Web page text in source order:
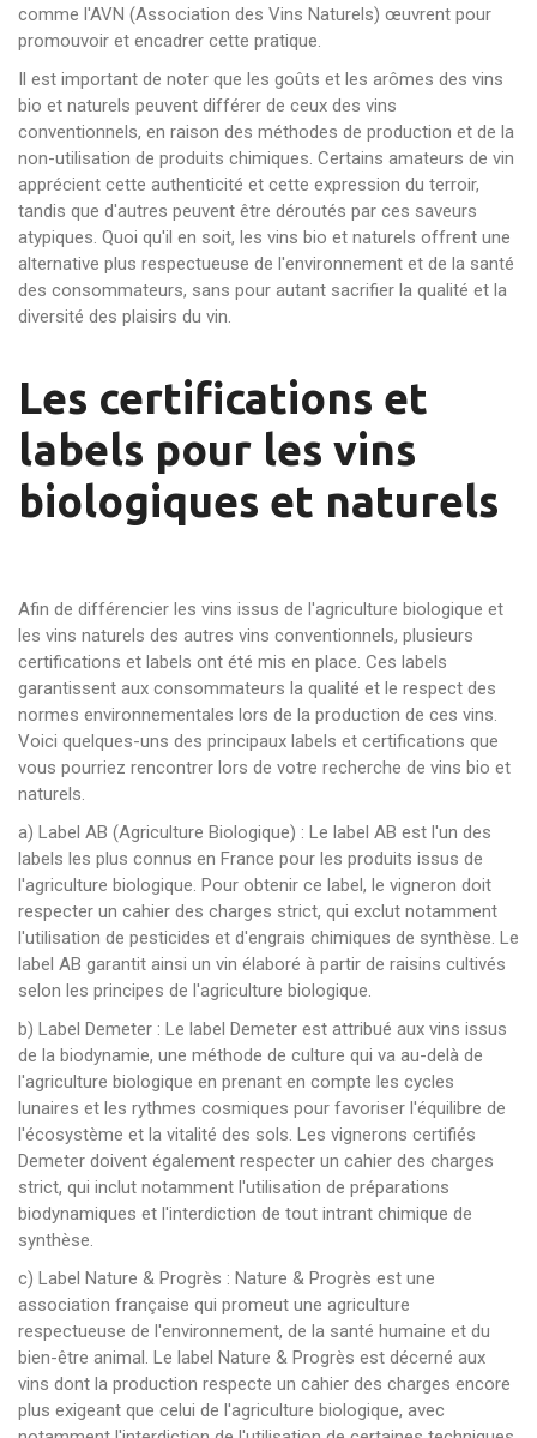
comme l'AVN (Association des Vins Naturels) œuvrent pour
promouvoir et encadrer cette pratique.
Il est important de noter que les goûts et les arômes des vins
bio et naturels peuvent différer de ceux des vins
conventionnels, en raison des méthodes de production et de la
non-utilisation de produits chimiques. Certains amateurs de vin
apprécient cette authenticité et cette expression du terroir,
tandis que d'autres peuvent être déroutés par ces saveurs
atypiques. Quoi qu'il en soit, les vins bio et naturels offrent une
alternative plus respectueuse de l'environnement et de la santé
des consommateurs, sans pour autant sacrifier la qualité et la
diversité des plaisirs du vin.
Les certifications et
labels pour les vins
biologiques et naturels
Afin de différencier les vins issus de l'agriculture biologique et
les vins naturels des autres vins conventionnels, plusieurs
certifications et labels ont été mis en place. Ces labels
garantissent aux consommateurs la qualité et le respect des
normes environnementales lors de la production de ces vins.
Voici quelques-uns des principaux labels et certifications que
vous pourriez rencontrer lors de votre recherche de vins bio et
naturels.
a) Label AB (Agriculture Biologique) : Le label AB est l'un des
labels les plus connus en France pour les produits issus de
l'agriculture biologique. Pour obtenir ce label, le vigneron doit
respecter un cahier des charges strict, qui exclut notamment
l'utilisation de pesticides et d'engrais chimiques de synthèse. Le
label AB garantit ainsi un vin élaboré à partir de raisins cultivés
selon les principes de l'agriculture biologique.
b) Label Demeter : Le label Demeter est attribué aux vins issus
de la biodynamie, une méthode de culture qui va au-delà de
l'agriculture biologique en prenant en compte les cycles
lunaires et les rythmes cosmiques pour favoriser l'équilibre de
l'écosystème et la vitalité des sols. Les vignerons certifiés
Demeter doivent également respecter un cahier des charges
strict, qui inclut notamment l'utilisation de préparations
biodynamiques et l'interdiction de tout intrant chimique de
synthèse.
c) Label Nature & Progrès : Nature & Progrès est une
association française qui promeut une agriculture
respectueuse de l'environnement, de la santé humaine et du
bien-être animal. Le label Nature & Progrès est décerné aux
vins dont la production respecte un cahier des charges encore
plus exigeant que celui de l'agriculture biologique, avec